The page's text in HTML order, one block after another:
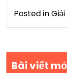
Posted in
Bài viết